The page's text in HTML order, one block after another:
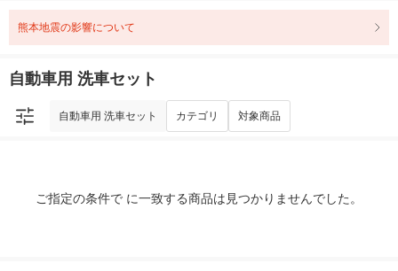
熊本地震の影響について
自動車用 洗車セット
自動車用 洗車セット カテゴリ 対象商品
ご指定の条件で に一致する商品は見つかりませんでした。